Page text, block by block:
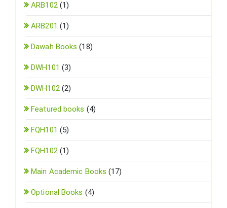
ARB102(1)
ARB201 (1)
Dawah Books (18)
DWH101 (3)
DWH102(2)
Featured books (4)
FQH101 (5)
FQH102(1)
Main Academic Books (17)
Optional Books (4)